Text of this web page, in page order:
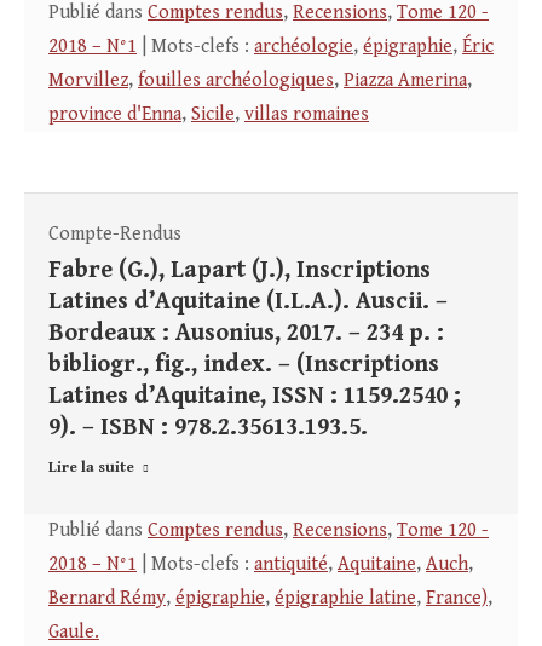
Publié dans Comptes rendus, Recensions, Tome 120 -
2018 – N°1 | Mots-clefs : archéologie, épigraphie, Éric
Morvillez, fouilles archéologiques, Piazza Amerina,
province d'Enna, Sicile, villas romaines
Compte-Rendus
Fabre (G.), Lapart (J.), Inscriptions
Latines d’Aquitaine (I.L.A.). Auscii. –
Bordeaux : Ausonius, 2017. – 234 p. :
bibliogr., fig., index. – (Inscriptions
Latines d’Aquitaine, ISSN : 1159.2540 ;
9). – ISBN : 978.2.35613.193.5.
Lire la suite
Publié dans Comptes rendus, Recensions, Tome 120 -
2018 – N°1 | Mots-clefs : antiquité, Aquitaine, Auch,
Bernard Rémy, épigraphie, épigraphie latine, France),
Gaule.